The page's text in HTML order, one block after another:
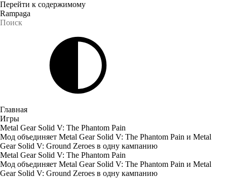
Перейти к содержимому
Rampaga
Главная
Игры
Metal Gear Solid V: The Phantom Pain
Мод объединяет Metal Gear Solid V: The Phantom Pain и Metal
Gear Solid V: Ground Zeroes в одну кампанию
Metal Gear Solid V: The Phantom Pain
Мод объединяет Metal Gear Solid V: The Phantom Pain и Metal
Gear Solid V: Ground Zeroes в одну кампанию